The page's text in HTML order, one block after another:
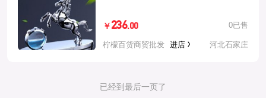
￥ 236.00 0已售
柠檬百货商贸批发 进店 河北石家庄
已经到最后一页了